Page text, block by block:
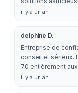
il y a un an
delphine D.
Entreprise de
conseil et sérieux.
70 entièrement
il y a un an